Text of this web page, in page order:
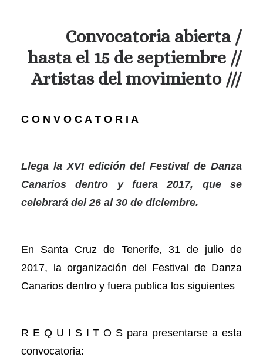
Convocatoria abierta /
hasta el 15 de septiembre //
Artistas del movimiento ///
C O N V O C A T O R I A
Llega la XVI edición del Festival de Danza
Canarios dentro y fuera 2017, que se
celebrará del 26 al 30 de diciembre.
En Santa Cruz de Tenerife, 31 de julio de
2017, la organización del Festival de Danza
Canarios dentro y fuera publica los siguientes
R E Q U I S I T O S para presentarse a esta
convocatoria: